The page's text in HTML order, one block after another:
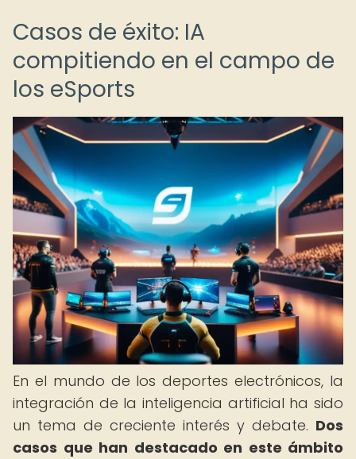
Casos de éxito: IA
compitiendo en el campo de
los eSports
En el mundo de los deportes electrónicos, la
integración de la inteligencia artificial ha sido
un tema de creciente interés y debate. Dos
casos que han destacado en este ámbito